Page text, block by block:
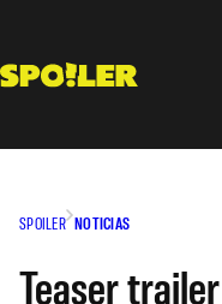
contenido
SPOILER NOTICIAS
Teaser